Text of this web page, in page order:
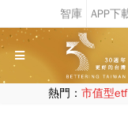
熱門： 市值型etf